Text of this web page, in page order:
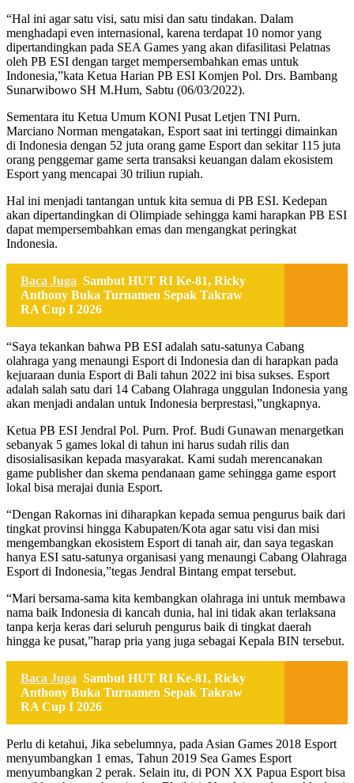
“Hal ini agar satu visi, satu misi dan satu tindakan. Dalam
menghadapi even internasional, karena terdapat 10 nomor yang
dipertandingkan pada SEA Games yang akan difasilitasi Pelatnas
oleh PB ESI dengan target mempersembahkan emas untuk
Indonesia,”kata Ketua Harian PB ESI Komjen Pol. Drs. Bambang
Sunarwibowo SH M.Hum, Sabtu (06/03/2022).
Sementara itu Ketua Umum KONI Pusat Letjen TNI Purn.
Marciano Norman mengatakan, Esport saat ini tertinggi dimainkan
di Indonesia dengan 52 juta orang game Esport dan sekitar 115 juta
orang penggemar game serta transaksi keuangan dalam ekosistem
Esport yang mencapai 30 triliun rupiah.
Hal ini menjadi tantangan untuk kita semua di PB ESI. Kedepan
akan dipertandingkan di Olimpiade sehingga kami harapkan PB ESI
dapat mempersembahkan emas dan mengangkat peringkat
Indonesia.
Baca Juga Sambut HUT RI Ke-81, Ricky
Anthony Buka Turnamen Sepak Takraw
RA Cup I 2026
“Saya tekankan bahwa PB ESI adalah satu-satunya Cabang
olahraga yang menaungi Esport di Indonesia dan di harapkan pada
kejuaraan dunia Esport di Bali tahun 2022 ini bisa sukses. Esport
adalah salah satu dari 14 Cabang Olahraga unggulan Indonesia yang
akan menjadi andalan untuk Indonesia berprestasi,”ungkapnya.
Ketua PB ESI Jendral Pol. Purn. Prof. Budi Gunawan menargetkan
sebanyak 5 games lokal di tahun ini harus sudah rilis dan
disosialisasikan kepada masyarakat. Kami sudah merencanakan
game publisher dan skema pendanaan game sehingga game esport
lokal bisa merajai dunia Esport.
“Dengan Rakornas ini diharapkan kepada semua pengurus baik dari
tingkat provinsi hingga Kabupaten/Kota agar satu visi dan misi
mengembangkan ekosistem Esport di tanah air, dan saya tegaskan
hanya ESI satu-satunya organisasi yang menaungi Cabang Olahraga
Esport di Indonesia,”tegas Jendral Bintang empat tersebut.
“Mari bersama-sama kita kembangkan olahraga ini untuk membawa
nama baik Indonesia di kancah dunia, hal ini tidak akan terlaksana
tanpa kerja keras dari seluruh pengurus baik di tingkat daerah
hingga ke pusat,”harap pria yang juga sebagai Kepala BIN tersebut.
Baca Juga Sambut HUT RI Ke-81, Ricky
Anthony Buka Turnamen Sepak Takraw
RA Cup I 2026
Perlu di ketahui, Jika sebelumnya, pada Asian Games 2018 Esport
menyumbangkan 1 emas, Tahun 2019 Sea Games Esport
menyumbangkan 2 perak. Selain itu, di PON XX Papua Esport bisa